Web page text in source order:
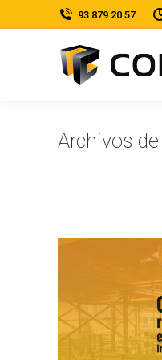
‎93 879 20 57
Archivos